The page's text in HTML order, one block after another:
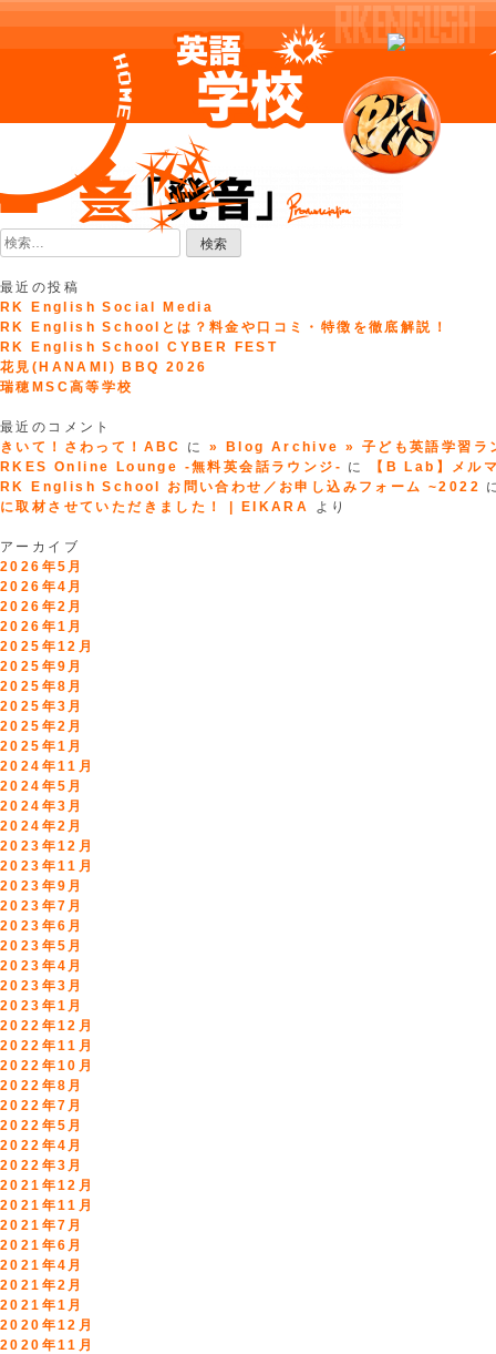
to
content
検
索:
最近の投稿
RK English Social Media
RK English Schoolとは？料金や口コミ・特徴を徹底解説！
RK English School CYBER FEST
花見(HANAMI) BBQ 2026
瑞穂MSC高等学校
最近のコメント
きいて！さわって！ABC
に» Blog Archive » 子ども英語学習ラ
RKES Online Lounge -無料英会話ラウンジ- に
【B Lab】メ
RK English School お問い合わせ／お申し込みフォーム ~2022
に取材させていただきました！ | EIKARA
より
アーカイブ
2026年5月
2026年4月
2026年2月
2026年1月
2025年12月
2025年9月
2025年8月
2025年3月
2025年2月
2025年1月
2024年11月
2024年5月
2024年3月
2024年2月
2023年12月
2023年11月
2023年9月
2023年7月
2023年6月
2023年5月
2023年4月
2023年3月
2023年1月
2022年12月
2022年11月
2022年10月
2022年8月
2022年7月
2022年5月
2022年4月
2022年3月
2021年12月
2021年11月
2021年7月
2021年6月
2021年4月
2021年2月
2021年1月
2020年12月
2020年11月